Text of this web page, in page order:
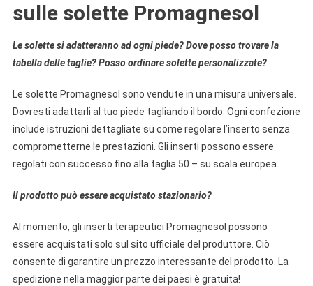
sulle solette Promagnesol
Le solette si adatteranno ad ogni piede? Dove posso trovare la
tabella delle taglie? Posso ordinare solette personalizzate?
Le solette Promagnesol sono vendute in una misura universale.
Dovresti adattarli al tuo piede tagliando il bordo. Ogni confezione
include istruzioni dettagliate su come regolare l’inserto senza
comprometterne le prestazioni. Gli inserti possono essere
regolati con successo fino alla taglia 50 – su scala europea.
Il prodotto può essere acquistato stazionario?
Al momento, gli inserti terapeutici Promagnesol possono
essere acquistati solo sul sito ufficiale del produttore. Ciò
consente di garantire un prezzo interessante del prodotto. La
spedizione nella maggior parte dei paesi è gratuita!